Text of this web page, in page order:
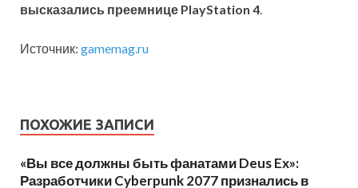
высказались преемнице PlayStation 4
Источник: gamemag.ru
ПОХОЖИЕ ЗАПИСИ
«Вы все должны быть фанатами Deus Ex»:
Разработчики Cyberpunk 2077 признались в